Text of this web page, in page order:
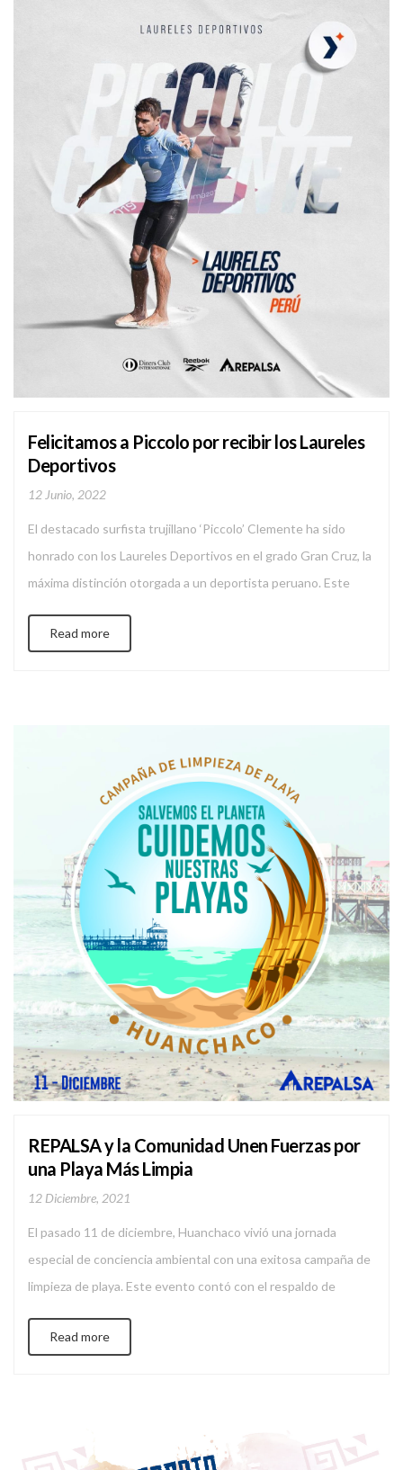
Felicitamos a Piccolo por recibir los Laureles
Deportivos
12 Junio, 2022
El destacado surfista trujillano ‘Piccolo’ Clemente ha sido
honrado con los Laureles Deportivos en el grado Gran Cruz, la
máxima distinción otorgada a un deportista peruano. Este
y logros en el mundo del surf, incluyendo su medalla de oro en
Read more
REPALSA y la Comunidad Unen Fuerzas por
una Playa Más Limpia
12 Diciembre, 2021
El pasado 11 de diciembre, Huanchaco vivió una jornada
especial de conciencia ambiental con una exitosa campaña de
limpieza de playa. Este evento contó con el respaldo de
del medioambiente y el bienestar de nuestra comunidad. A
Read more